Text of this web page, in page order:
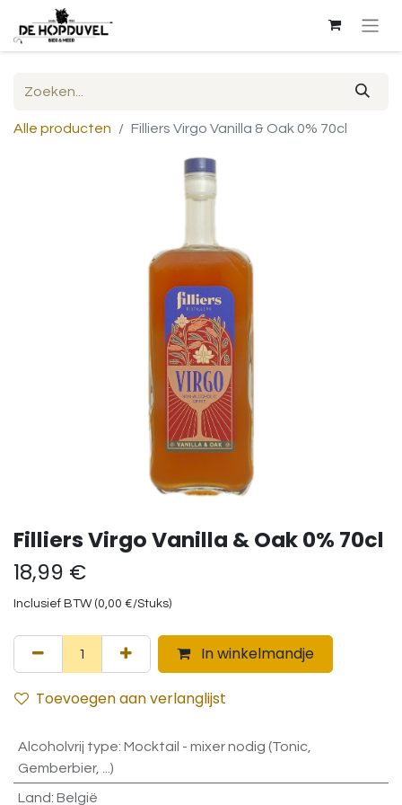
Alle producten Filliers Virgo Vanilla & Oak 0% 70cl
Filliers Virgo Vanilla & Oak 0% 70cl
18,99 €
Inclusief BTW (0,00 €/Stuks)
In winkelmandje
Toevoegen aan verlanglijst
Alcoholvrij type: Mocktail - mixer nodig (Tonic,
Gemberbier, ...)
Land: België